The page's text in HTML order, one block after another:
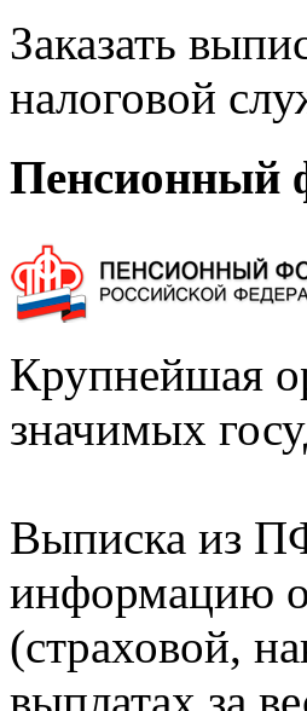
Заказать
налоговой
Пенсионный
Крупнейшая
значимых
Выписка из
информацию о
(страховой,
выплатах за